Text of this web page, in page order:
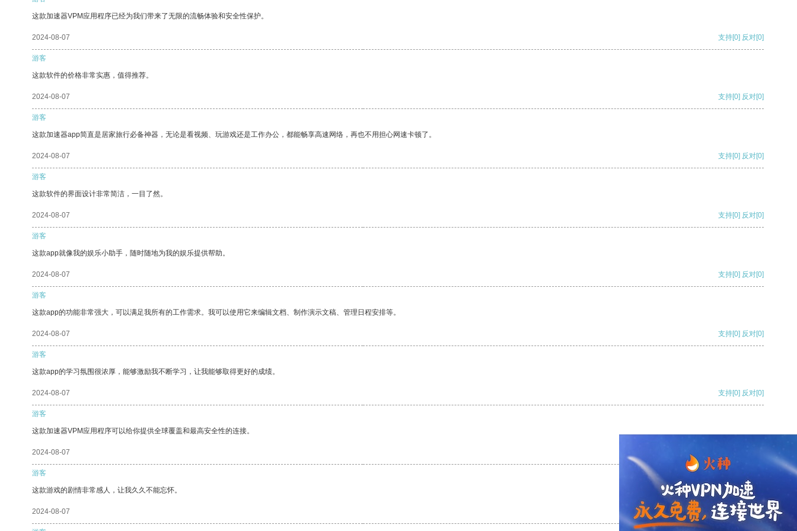
这款加速器VPM应用程序已经为我们带来了无限的流畅体验和安全性保护。
2024-08-07 支持[0] 反对[0]
游客
这款软件的价格非常实惠，值得推荐。
2024-08-07 支持[0] 反对[0]
游客
这款加速器app简直是居家旅行必备神器，无论是看视频、玩游戏还是工作办公，都能畅享高速网络，再也不用担心网速卡顿了。
2024-08-07 支持[0] 反对[0]
游客
这款软件的界面设计非常简洁，一目了然。
2024-08-07 支持[0] 反对[0]
游客
这款app就像我的娱乐小助手，随时随地为我的娱乐提供帮助。
2024-08-07 支持[0] 反对[0]
游客
这款app的功能非常强大，可以满足我所有的工作需求。我可以使用它来编辑文档、制作演示文稿、管理日程安排等。
2024-08-07 支持[0] 反对[0]
游客
这款app的学习氛围很浓厚，能够激励我不断学习，让我能够取得更好的成绩。
2024-08-07 支持[0] 反对[0]
游客
这款加速器VPM应用程序可以给你提供全球覆盖和最高安全性的连接。
2024-08-07
游客
这款游戏的剧情非常感人，让我久久不能忘怀。
2024-08-07 支持 [0] 反对[0]